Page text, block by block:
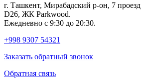
г. Ташкент, Мирабадский р-он, 7
D26, ЖК Раrkwood.
Ежедневно с 9:30 до 20:30.
+998 9307 54321
Заказать обратный звонок
Обратная связь